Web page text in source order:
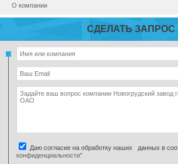
О компании
СДЕЛАТЬ ЗАПРОС
Даю согласие на обработку наших данных в
конфиденциальности"